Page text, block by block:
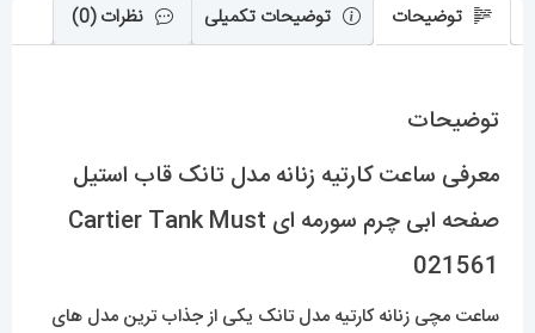
Cartier
Must
توضیحات توضیحات تکمیلی نظرات (0)
توضیحات
معرفی ساعت کارتیه زنانه مدل تانک قاب استیل
صفحه ابی چرم سورمه ای Cartier Tank Must
021561
ساعت مچی زنانه کارتیه مدل تانک یکی از جذاب ترین مدل های